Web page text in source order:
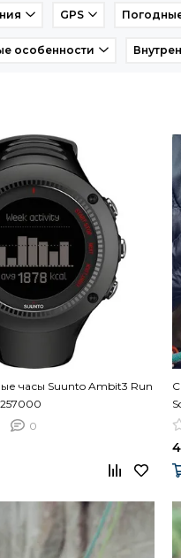
GPS
особенности
часы Suunto Ambit3 Run
0